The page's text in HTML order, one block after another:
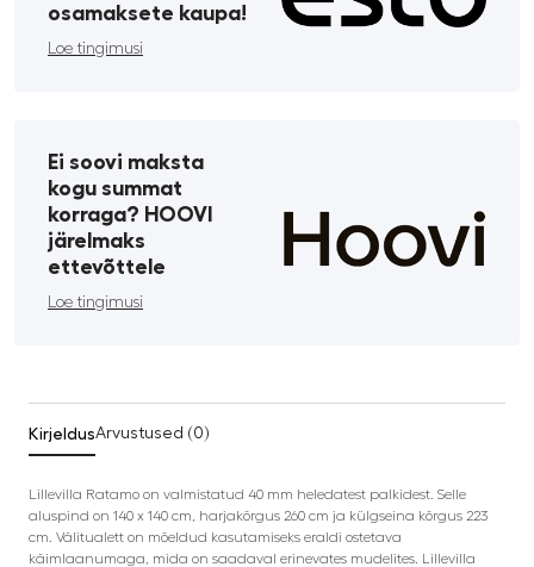
osamaksete kaupa!
Loe tingimusi
Ei soovi maksta
kogu summat
korraga? HOOVI
järelmaks
ettevõttele
Loe tingimusi
KirjeldusArvustused (0)
Lillevilla Ratamo on valmistatud 40 mm heledatest palkidest. Selle
aluspind on 140 x 140 cm, harjakõrgus 260 cm ja külgseina kõrgus 223
cm. Välitualett on mõeldud kasutamiseks eraldi ostetava
käimlaanumaga, mida on saadaval erinevates mudelites. Lillevilla